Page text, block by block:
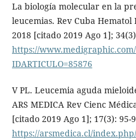
La biología molecular en la
leucemias. Rev Cuba
2018 [citado 2019 Ago 1];
https://
IDARTICULO=85876
V PL. Leucemia aguda
ARS MEDICA Rev Cienc
[citado 2019 Ago 1]; 17(3): 95-
https://arsmedica.cl/